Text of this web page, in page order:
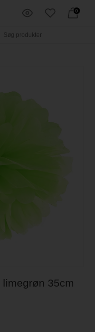
0
35cm